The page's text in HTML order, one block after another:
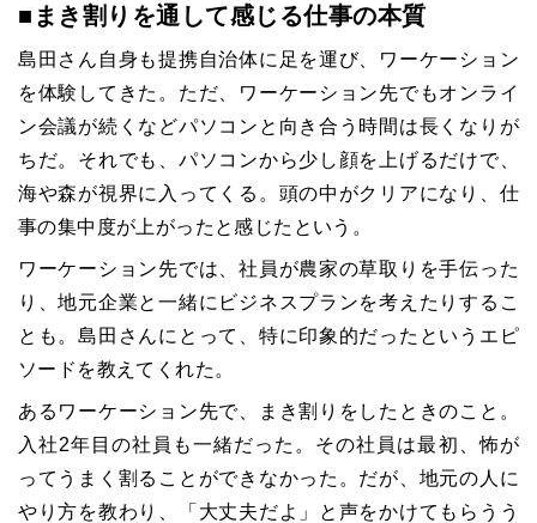
■まき割りを通して感じる仕事の本質
島田さん自身も提携自治体に足を運び、ワーケーション
を体験してきた。ただ、ワーケーション先でもオンライ
ン会議が続くなどパソコンと向き合う時間は長くなりが
ちだ。それでも、パソコンから少し顔を上げるだけで、
海や森が視界に入ってくる。頭の中がクリアになり、仕
事の集中度が上がったと感じたという。
ワーケーション先では、社員が農家の草取りを手伝った
り、地元企業と一緒にビジネスプランを考えたりするこ
とも。島田さんにとって、特に印象的だったというエピ
ソードを教えてくれた。
あるワーケーション先で、まき割りをしたときのこと。
入社2年目の社員も一緒だった。その社員は最初、怖が
ってうまく割ることができなかった。だが、地元の人に
やり方を教わり、「大丈夫だよ」と声をかけてもらうう